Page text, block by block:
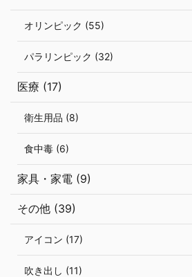
オリンピック (55)
パラリンピック (32)
医療 (17)
衛生用品 (8)
食中毒 (6)
家具・家電 (9)
その他 (39)
アイコン (17)
吹き出し (11)